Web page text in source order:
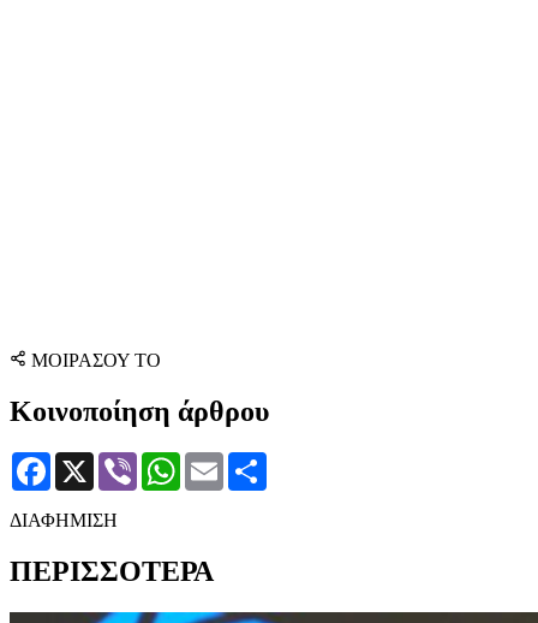
ΜΟΙΡΑΣΟΥ ΤΟ
Κοινοποίηση άρθρου
Facebook
X Viber WhatsApp
Email
ΔΙΑΦΗΜΙΣΗ
ΠΕΡΙΣΣΟΤΕΡΑ